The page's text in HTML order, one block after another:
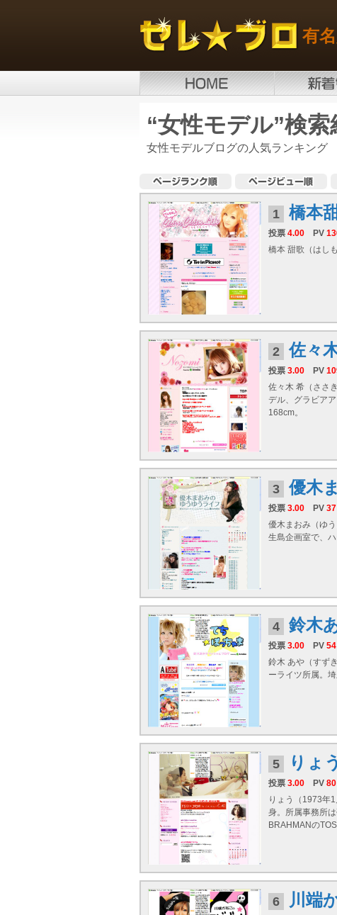
有
“女性モデル”検索
女性モデルブログの人気ランキング
1 橋本
投票 4.00 PV
橋本 甜歌（はし
2 佐々
投票 3.00 PV
佐々木 希（ささ
デル、グラビア
168cm。
3 優木
投票 3.00 PV 37
優木まおみ（ゆ
生島企画室で、
4 鈴木
投票 3.00 PV 54
鈴木 あや（すず
ーライツ所属。
5 りょう
投票 3.00 PV 80
りょう（1973年
身。所属事務所
BRAHMANの
6 川端